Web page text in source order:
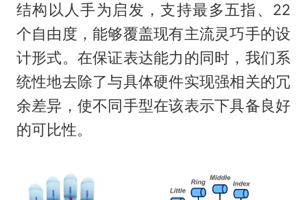
结构以人手为启发，支持最多五指、22
个自由度，能够覆盖现有主流灵巧手的设
计形式。在保证表达能力的同时，我们系
统性地去除了与具体硬件实现强相关的冗
余差异，使不同手型在该表示下具备良好
的可比性。